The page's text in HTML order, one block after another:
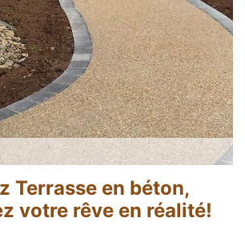
Terrasse en béton,
votre rêve en réalité!